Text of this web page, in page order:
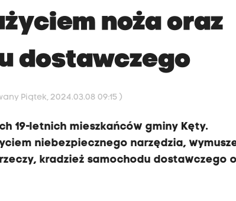
noża oraz
dostawczego
Piątek, 2024.03.08 09:15 )
19-letnich mieszkańców gminy Kęty.
niebezpiecznego narzędzia,
kradzież samochodu dostawczego